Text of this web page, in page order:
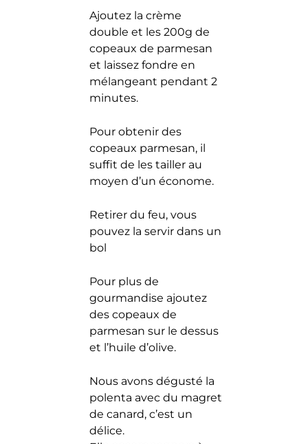
Ajoutez la crème
double et les 200g de
copeaux de parmesan
et laissez fondre en
mélangeant pendant 2
minutes.
Pour obtenir des
copeaux parmesan, il
suffit de les tailler au
moyen d’un économe.
Retirer du feu, vous
pouvez la servir dans un
bol
Pour plus de
gourmandise ajoutez
des copeaux de
parmesan sur le dessus
et l’huile d’olive.
Nous avons dégusté la
polenta avec du magret
de canard, c’est un
délice.